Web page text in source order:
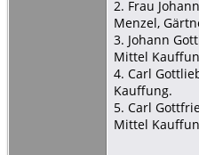
2. Frau
Menzel,
3. Johann
Mittel
4. Carl
Kauffung.
5. Carl
Mittel